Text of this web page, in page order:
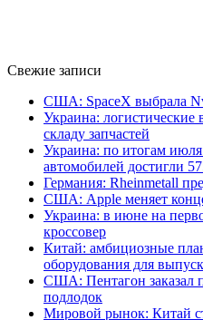
Свежие записи
США: SpaceX выбрала
Украина: логистические
складу запчастей
Украина: по итогам
автомобилей достигли
Германия: Rheinmetall
США: Apple меняет
Украина: в июне на
кроссовер
Китай: амбициозные
оборудования для
США: Пентагон заказал
подлодок
Мировой рынок: Китай